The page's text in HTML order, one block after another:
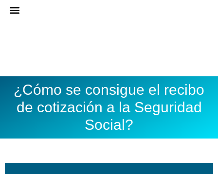
¿Cómo se consigue el recibo
de cotización a la Seguridad
Social?